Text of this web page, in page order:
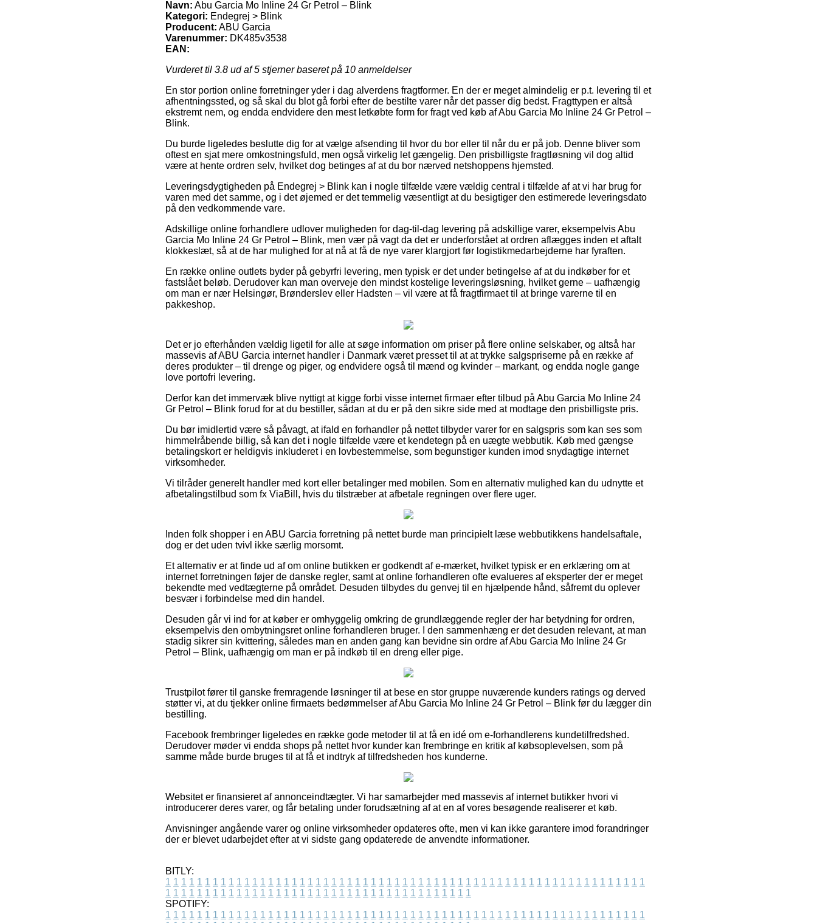
Navn: Abu Garcia Mo Inline 24 Gr Petrol – Blink
Kategori: Endegrej > Blink
Producent: ABU Garcia
Varenummer: DK485v3538
EAN:
Vurderet til 3.8 ud af 5 stjerner baseret på 10 anmeldelser
En stor portion online forretninger yder i dag alverdens fragtformer. En der er meget almindelig er p.t. levering til et
afhentningssted, og så skal du blot gå forbi efter de bestilte varer når det passer dig bedst. Fragttypen er altså
ekstremt nem, og endda endvidere den mest letkøbte form for fragt ved køb af Abu Garcia Mo Inline 24 Gr Petrol –
Blink.
Du burde ligeledes beslutte dig for at vælge afsending til hvor du bor eller til når du er på job. Denne bliver som
oftest en sjat mere omkostningsfuld, men også virkelig let gængelig. Den prisbilligste fragtløsning vil dog altid
være at hente ordren selv, hvilket dog betinges af at du bor nærved netshoppens hjemsted.
Leveringsdygtigheden på Endegrej > Blink kan i nogle tilfælde være vældig central i tilfælde af at vi har brug for
varen med det samme, og i det øjemed er det temmelig væsentligt at du besigtiger den estimerede leveringsdato
på den vedkommende vare.
Adskillige online forhandlere udlover muligheden for dag-til-dag levering på adskillige varer, eksempelvis Abu
Garcia Mo Inline 24 Gr Petrol – Blink, men vær på vagt da det er underforstået at ordren aflægges inden et aftalt
klokkeslæt, så at de har mulighed for at nå at få de nye varer klargjort før logistikmedarbejderne har fyraften.
En række online outlets byder på gebyrfri levering, men typisk er det under betingelse af at du indkøber for et
fastslået beløb. Derudover kan man overveje den mindst kostelige leveringsløsning, hvilket gerne – uafhængig
om man er nær Helsingør, Brønderslev eller Hadsten – vil være at få fragtfirmaet til at bringe varerne til en
pakkeshop.
Det er jo efterhånden vældig ligetil for alle at søge information om priser på flere online selskaber, og altså har
massevis af ABU Garcia internet handler i Danmark været presset til at at trykke salgspriserne på en række af
deres produkter – til drenge og piger, og endvidere også til mænd og kvinder – markant, og endda nogle gange
love portofri levering.
Derfor kan det immervæk blive nyttigt at kigge forbi visse internet firmaer efter tilbud på Abu Garcia Mo Inline 24
Gr Petrol – Blink forud for at du bestiller, sådan at du er på den sikre side med at modtage den prisbilligste pris.
Du bør imidlertid være så påvagt, at ifald en forhandler på nettet tilbyder varer for en salgspris som kan ses som
himmelråbende billig, så kan det i nogle tilfælde være et kendetegn på en uægte webbutik. Køb med gængse
betalingskort er heldigvis inkluderet i en lovbestemmelse, som begunstiger kunden imod snydagtige internet
virksomheder.
Vi tilråder generelt handler med kort eller betalinger med mobilen. Som en alternativ mulighed kan du udnytte et
afbetalingstilbud som fx ViaBill, hvis du tilstræber at afbetale regningen over flere uger.
Inden folk shopper i en ABU Garcia forretning på nettet burde man principielt læse webbutikkens handelsaftale,
dog er det uden tvivl ikke særlig morsomt.
Et alternativ er at finde ud af om online butikken er godkendt af e-mærket, hvilket typisk er en erklæring om at
internet forretningen føjer de danske regler, samt at online forhandleren ofte evalueres af eksperter der er meget
bekendte med vedtægterne på området. Desuden tilbydes du genvej til en hjælpende hånd, såfremt du oplever
besvær i forbindelse med din handel.
Desuden går vi ind for at køber er omhyggelig omkring de grundlæggende regler der har betydning for ordren,
eksempelvis den ombytningsret online forhandleren bruger. I den sammenhæng er det desuden relevant, at man
stadig sikrer sin kvittering, således man en anden gang kan bevidne sin ordre af Abu Garcia Mo Inline 24 Gr
Petrol – Blink, uafhængig om man er på indkøb til en dreng eller pige.
Trustpilot fører til ganske fremragende løsninger til at bese en stor gruppe nuværende kunders ratings og derved
støtter vi, at du tjekker online firmaets bedømmelser af Abu Garcia Mo Inline 24 Gr Petrol – Blink før du lægger din
bestilling.
Facebook frembringer ligeledes en række gode metoder til at få en idé om e-forhandlerens kundetilfredshed.
Derudover møder vi endda shops på nettet hvor kunder kan frembringe en kritik af købsoplevelsen, som på
samme måde burde bruges til at få et indtryk af tilfredsheden hos kunderne.
Websitet er finansieret af annonceindtægter. Vi har samarbejder med massevis af internet butikker hvori vi
introducerer deres varer, og får betaling under forudsætning af at en af vores besøgende realiserer et køb.
Anvisninger angående varer og online virksomheder opdateres ofte, men vi kan ikke garantere imod forandringer
der er blevet udarbejdet efter at vi sidste gang opdaterede de anvendte informationer.
BITLY:
1 1 1 1 1 1 1 1 1 1 1 1 1 1 1 1 1 1 1 1 1 1 1 1 1 1 1 1 1 1 1 1 1 1 1 1 1 1 1 1 1 1 1 1 1 1 1 1 1 1 1 1 1 1 1 1 1 1 1 1 1
1 1 1 1 1 1 1 1 1 1 1 1 1 1 1 1 1 1 1 1 1 1 1 1 1 1 1 1 1 1 1 1 1 1 1 1 1 1 1
SPOTIFY:
1 1 1 1 1 1 1 1 1 1 1 1 1 1 1 1 1 1 1 1 1 1 1 1 1 1 1 1 1 1 1 1 1 1 1 1 1 1 1 1 1 1 1 1 1 1 1 1 1 1 1 1 1 1 1 1 1 1 1 1 1